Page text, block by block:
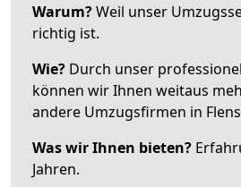
Warum?Weil unser
richtig ist.
Wie? Durch unser
können wir Ihnen weitaus
andere Umzugsfirmen in
Was wir Ihnen bieten?
Jahren.